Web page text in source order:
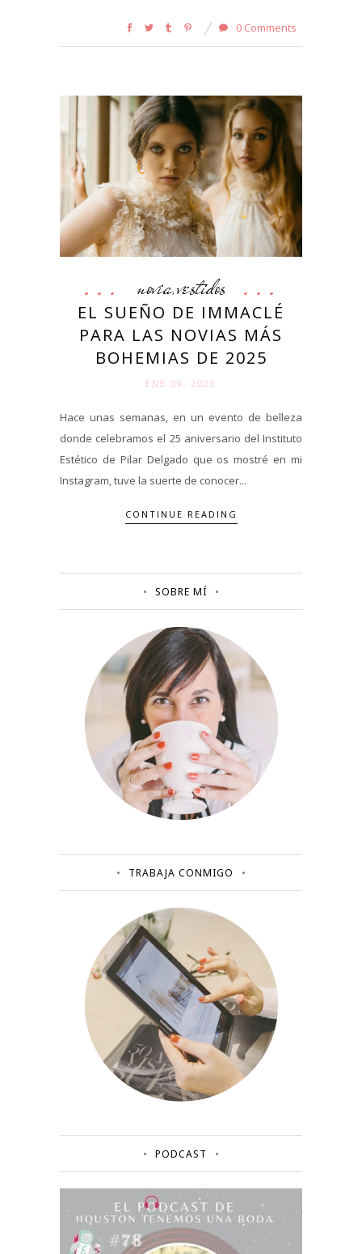
0 Comments
novia,vestidos
EL SUEÑO DE IMMACLÉ
PARA LAS NOVIAS MÁS
BOHEMIAS DE 2025
ENE 09. 2025
Hace unas semanas, en un evento de belleza
donde celebramos el 25 aniversario del Instituto
Estético de Pilar Delgado que os mostré en mi
Instagram, tuve la suerte de conocer...
CONTINUE READING
SOBRE MÍ
TRABAJA CONMIGO
PODCAST